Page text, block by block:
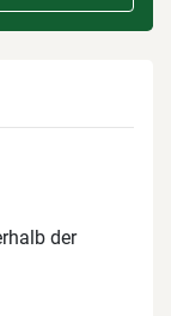
der